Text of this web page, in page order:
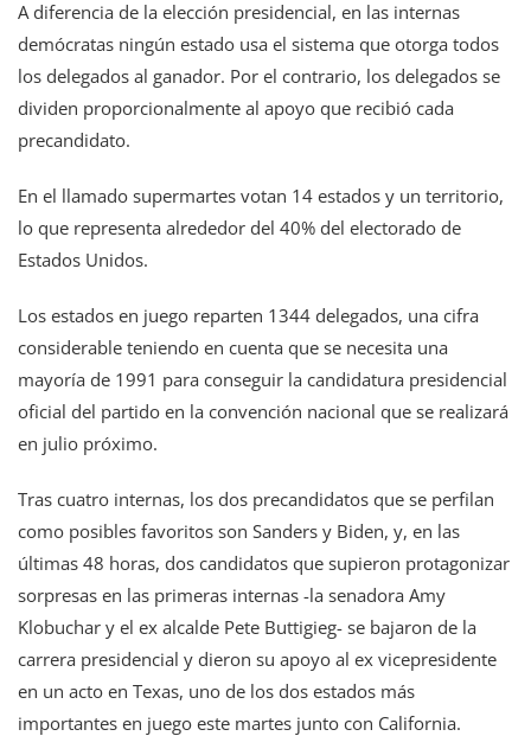
A diferencia de la elección presidencial, en las internas
demócratas ningún estado usa el sistema que otorga todos
los delegados al ganador. Por el contrario, los delegados se
dividen proporcionalmente al apoyo que recibió cada
precandidato.
En el llamado supermartes votan 14 estados y un territorio,
lo que representa alrededor del 40% del electorado de
Estados Unidos.
Los estados en juego reparten 1344 delegados, una cifra
considerable teniendo en cuenta que se necesita una
mayoría de 1991 para conseguir la candidatura presidencial
oficial del partido en la convención nacional que se realizará
en julio próximo.
Tras cuatro internas, los dos precandidatos que se perfilan
como posibles favoritos son Sanders y Biden, y, en las
últimas 48 horas, dos candidatos que supieron protagonizar
sorpresas en las primeras internas -la senadora Amy
Klobuchar y el ex alcalde Pete Buttigieg- se bajaron de la
carrera presidencial y dieron su apoyo al ex vicepresidente
en un acto en Texas, uno de los dos estados más
importantes en juego este martes junto con California.